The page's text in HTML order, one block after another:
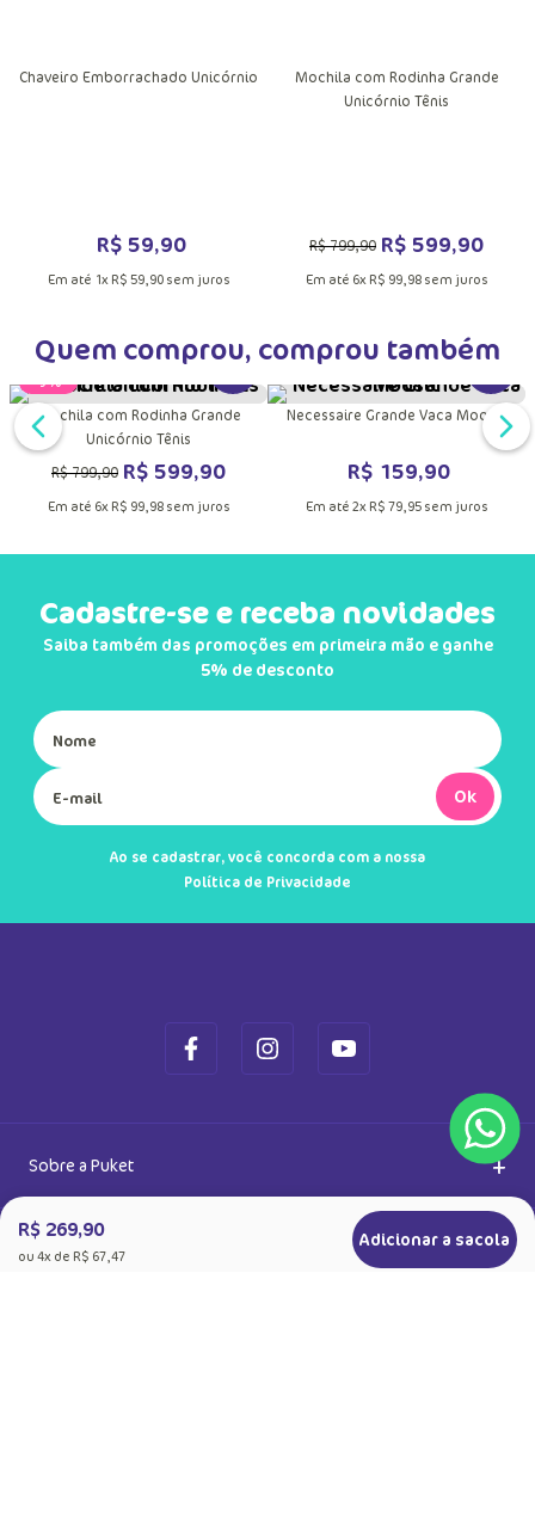
R$ 59,90
Em até 1x R$ 59,90sem juros
R$799,90 R$ 599,90
Em até 6x R$ 99,98sem juros
Quem comprou, comprou também
INFORMAÇÕES DO PRODUTOVER MAIS INFORMAÇÕES DO
Mochila com Rodinha Grande
R$799,90 R$599,90
Em até6
VER
Necessaire Grande Vaca Moosic
R$159,90
R$ 269,90
ou 4x de R$ 67,47
Adicionar a sacola
Cadastre-se e receba novidades
Saiba também das promoções em primeira mão e ganhe
Política de Privacidade